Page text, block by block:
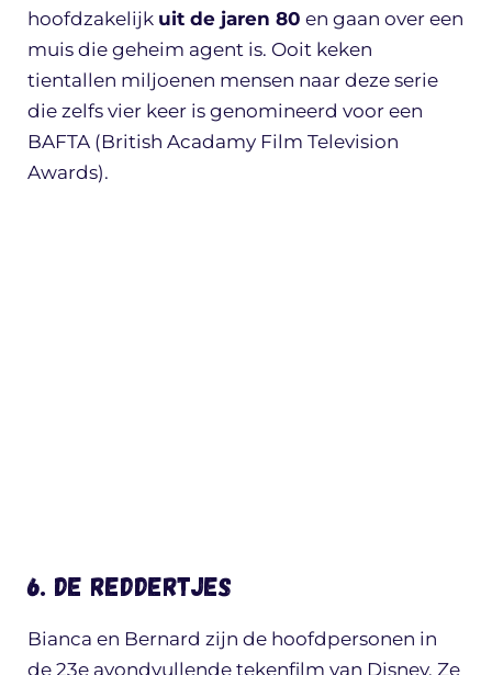
hoofdzakelijk uit de jaren 80 en gaan over een
muis die geheim agent is. Ooit keken
tientallen miljoenen mensen naar deze serie
die zelfs vier keer is genomineerd voor een
BAFTA (British Acadamy Film Television
Awards).
6. De Reddertjes
Bianca en Bernard zijn de hoofdpersonen in
de 23e avondvullende tekenfilm van Disney. Ze